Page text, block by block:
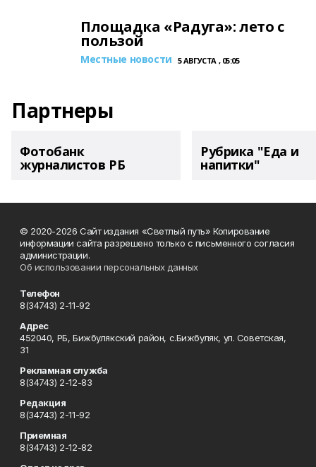
Площадка «Радуга»: лето с
пользой
Местные новости 5 АВГУСТА , 05:05
Партнеры
Фотобанк
журналистов РБ
Рубрика "Еда и
напитки"
© 2020-2026 Сайт издания «Светлый путь» Копирование
информации сайта разрешено только с письменного согласия
администрации.
Об использовании персональных данных
Телефон
8(34743) 2-11-92
Адрес
452040, РБ, Бижбулякский район, с.Бижбуляк, ул. Советская,
31
Рекламная служба
8(34743) 2-12-83
Редакция
8(34743) 2-11-92
Приемная
8(34743) 2-12-82